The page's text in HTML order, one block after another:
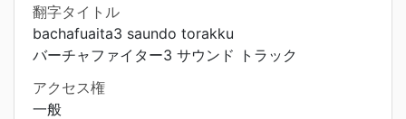
翻字タイトル
bachafuaita3 saundo torakku
バーチャファイター3 サウンド トラック
アクセス権
一般